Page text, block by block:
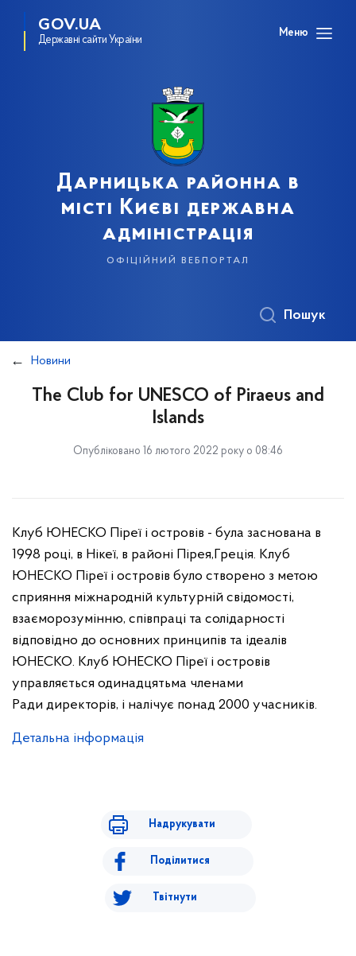
GOV.UA
Державні сайти України
Меню
Дарницька районна в
місті Києві державна
адміністрація
офіційний вебпортал
Пошук
Новини
The Club for UNESCO of Piraeus and
Islands
Опубліковано 16 лютого 2022 року о 08:46
Клуб ЮНЕСКО Піреї і островів - була заснована в
1998 році, в Нікеї, в районі Пірея,Греція. Клуб
ЮНЕСКО Піреї і островів було створено з метою
сприяння міжнародній культурній свідомості,
взаєморозумінню, співпраці та солідарності
відповідно до основних принципів та ідеалів
ЮНЕСКО. Клуб ЮНЕСКО Піреї і островів
управляється одинадцятьма членами
Ради директорів, і налічує понад 2000 учасників.
Детальна інформація
Надрукувати
Поділитися
Твітнути